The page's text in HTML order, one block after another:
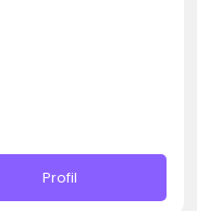
Profil